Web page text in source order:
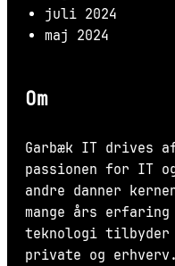
juli 2024
maj 2024
Om
Garbæk IT drives
passionen for IT
andre danner
mange års
teknologi
private og